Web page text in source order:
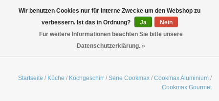
Startseite / Küche / Kochgeschirr / Serie Cookmax / Cookmax Aluminium /
Cookmax Gourmet
Wir benutzen Cookies nur für interne Zwecke um den Webshop zu
verbessern. Ist das in Ordnung?
Ja
Nein
Für weitere Informationen beachten Sie bitte unsere
Datenschutzerklärung. »